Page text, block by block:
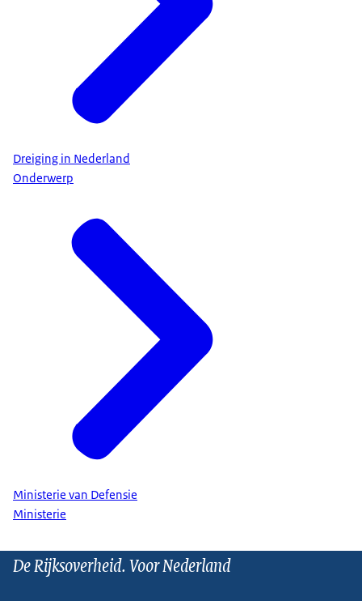
Dreiging in Nederland
Onderwerp
Ministerie van Defensie
Ministerie
De Rijksoverheid. Voor Nederland